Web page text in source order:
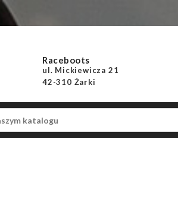
Raceboots
ul. Mickiewicza 21
42-310 Żarki